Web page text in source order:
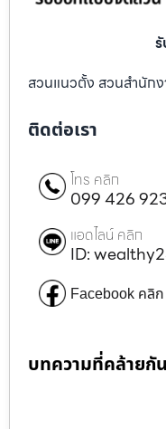
สวนแนวตั้ง สวนสำนัก
ติดต่อเรา
โทร คลิก
099 426
แอดไลน์ คลิก
ID:
Facebook คลิก
บทความที่คล้ายกัน